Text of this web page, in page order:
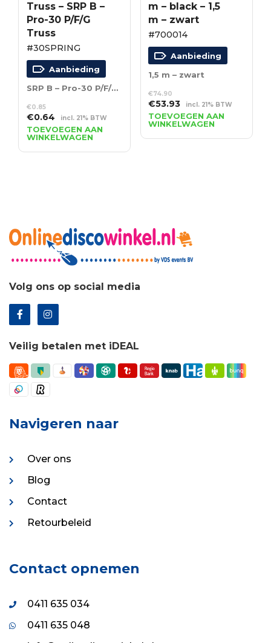
Truss – SRP B –
Pro-30 P/F/G
Truss
#30SPRING
Aanbieding
SRP B – Pro-30 P/F/G Truss
€0.85
Oorspronkelijke
prijs
was:
€0.85.
€0.64Huidige
prijs
is:
€0.64.
incl. 21% BTW
TOEVOEGEN AAN
WINKELWAGEN
m – black – 1,5
m – zwart
#700014
Aanbieding
1,5 m – zwart
€74.90
Oorspronkelijke
prijs
was:
€74.90.
€53.93Huidige
prijs
is:
€53.93.
incl. 21% BTW
TOEVOEGEN AAN
WINKELWAGEN
Volg ons op social media
Veilig betalen met iDEAL
Navigeren naar
Over ons
Blog
Contact
Retourbeleid
Contact opnemen
0411 635 034
0411 635 048